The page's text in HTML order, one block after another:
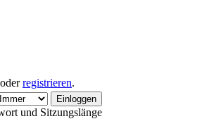
oderregistrieren.
und Sitzungslänge